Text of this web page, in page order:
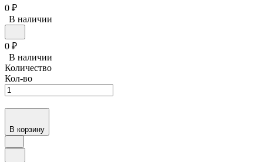
0 ₽
В наличии
0 ₽
В наличии
Количество
Кол-во
В корзину